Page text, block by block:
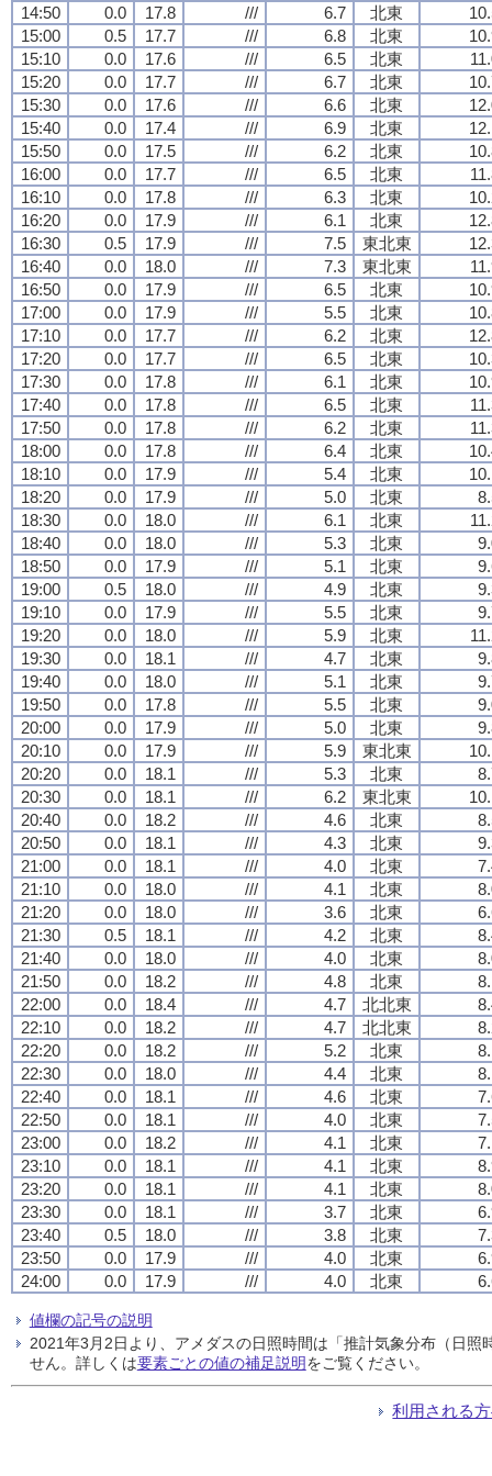
14:50 0.0 17.8 /// 6.7 北東
15:00
0.5 17.7 /// 6.8 北東
15:10
0.0 17.6 /// 6.5 北東
15:20
0.0 17.7 /// 6.7 北東
15:30
0.0 17.6 /// 6.6 北東
15:40
0.0 17.4 /// 6.9 北東
15:50
0.0 17.5 /// 6.2 北東
16:00
0.0 17.7 /// 6.5 北東
16:10
0.0 17.8 /// 6.3 北東
16:20
0.0 17.9 /// 6.1 北東
16:30
0.5 17.9 /// 7.5 東北東
16:40
0.0 18.0 /// 7.3 東北東
16:50
0.0 17.9 /// 6.5 北東
17:00
0.0 17.9 /// 5.5 北東
17:10
0.0 17.7 /// 6.2 北東
17:20
0.0 17.7 /// 6.5 北東
17:30
0.0 17.8 /// 6.1 北東
17:40
0.0 17.8 /// 6.5 北東
17:50
0.0 17.8 /// 6.2 北東
18:00
0.0 17.8 /// 6.4 北東
18:10
0.0 17.9 /// 5.4 北東
18:20
0.0 17.9 /// 5.0 北東
18:30
0.0 18.0 /// 6.1 北東
18:40
0.0 18.0 /// 5.3 北東
18:50
0.0 17.9 /// 5.1 北東
19:00
0.5 18.0 /// 4.9 北東
19:10
0.0 17.9 /// 5.5 北東
19:20
0.0 18.0 /// 5.9 北東
19:30
0.0 18.1 /// 4.7 北東
19:40
0.0 18.0 /// 5.1 北東
19:50
0.0 17.8 /// 5.5 北東
20:00
0.0 17.9 /// 5.0 北東
20:10
0.0 17.9 /// 5.9 東北東
20:20
0.0 18.1 /// 5.3 北東
20:30
0.0 18.1 /// 6.2 東北東
20:40
0.0 18.2 /// 4.6 北東
20:50
0.0 18.1 /// 4.3 北東
21:00
0.0 18.1 /// 4.0 北東
21:10
0.0 18.0 /// 4.1 北東
21:20
0.0 18.0 /// 3.6 北東
21:30
0.5 18.1 /// 4.2 北東
21:40
0.0 18.0 /// 4.0 北東
21:50
0.0 18.2 /// 4.8 北東
22:00
0.0 18.4 /// 4.7 北北東
22:10
0.0 18.2 /// 4.7 北北東
22:20
0.0 18.2 /// 5.2 北東
22:30
0.0 18.0 /// 4.4 北東
22:40
0.0 18.1 /// 4.6 北東
22:50
0.0 18.1 /// 4.0 北東
23:00
0.0 18.2 /// 4.1 北東
23:10
0.0 18.1 /// 4.1 北東
23:20
0.0 18.1 /// 4.1 北東
23:30
0.0 18.1 /// 3.7 北東
23:40
0.5 18.0 /// 3.8 北東
23:50
0.0 17.9 /// 4.0 北東
24:00
0.0 17.9 /// 4.0 北東
値欄の記号の説明
2021年3月2日より、アメダスの日照時間は「推計気象分布（日
せん。詳しくは要素ごとの値の補足説明をご覧ください。
利用される